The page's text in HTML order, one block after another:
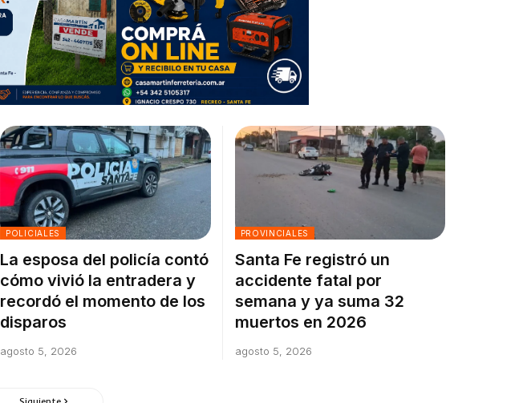
POLICIALES
La esposa del policía contó
cómo vivió la entradera y
recordó el momento de los
disparos
agosto 5, 2026
PROVINCIALES
Santa Fe registró un
accidente fatal por
semana y ya suma 32
muertos en 2026
agosto 5, 2026